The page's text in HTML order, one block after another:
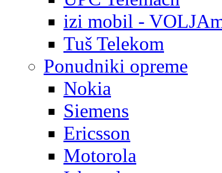
izi mobil -
Tuš Telekom
Ponudniki opreme
Nokia
Siemens
Ericsson
Motorola